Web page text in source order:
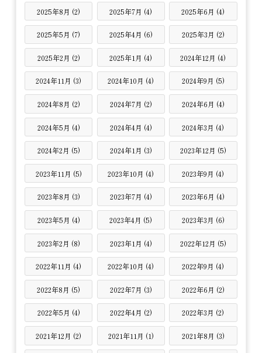
2025年8月 (2) 2025年7月 (4) 2025年6月 (4)
2025年5月 (7) 2025年4月 (6) 2025年3月 (2)
2025年2月 (2) 2025年1月 (4) 2024年12月 (4)
2024年11月 (3) 2024年10月 (4) 2024年9月 (5)
2024年8月 (2) 2024年7月 (2) 2024年6月 (4)
2024年5月 (4) 2024年4月 (4) 2024年3月 (4)
2024年2月 (5) 2024年1月 (3) 2023年12月 (5)
2023年11月 (5) 2023年10月 (4) 2023年9月 (4)
2023年8月 (3) 2023年7月 (4) 2023年6月 (4)
2023年5月 (4) 2023年4月 (5) 2023年3月 (6)
2023年2月 (8) 2023年1月 (4) 2022年12月 (5)
2022年11月 (4) 2022年10月 (4) 2022年9月 (4)
2022年8月 (5) 2022年7月 (3) 2022年6月 (2)
2022年5月 (4) 2022年4月 (2) 2022年3月 (2)
2021年12月 (2) 2021年11月 (1) 2021年8月 (3)